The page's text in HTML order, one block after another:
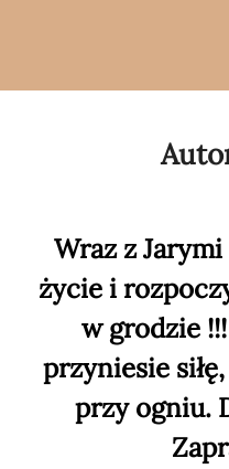
Wraz z
życie i
w grodzie
przyniesie
przy ogniu.